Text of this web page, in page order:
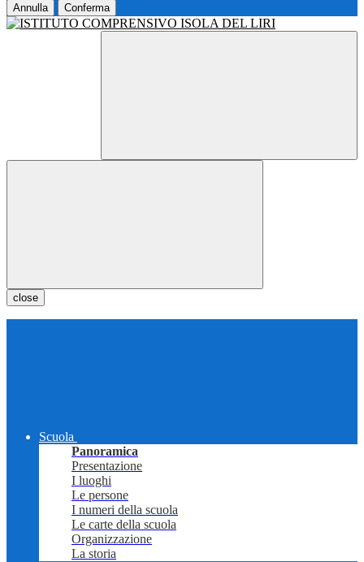
Annulla Conferma
close
Scuola
Panoramica
Presentazione
I luoghi
Le persone
I numeri della scuola
Le carte della scuola
Organizzazione
La storia